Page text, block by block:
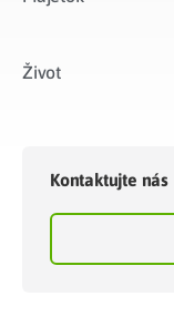
Život​
Kontaktujte nás